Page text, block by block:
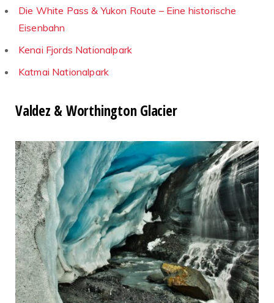
Die White Pass & Yukon Route – Eine historische
Eisenbahn
Kenai Fjords Nationalpark
Katmai Nationalpark
Valdez & Worthington Glacier